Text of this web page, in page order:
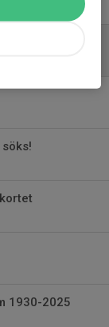
☀️
1930-2025